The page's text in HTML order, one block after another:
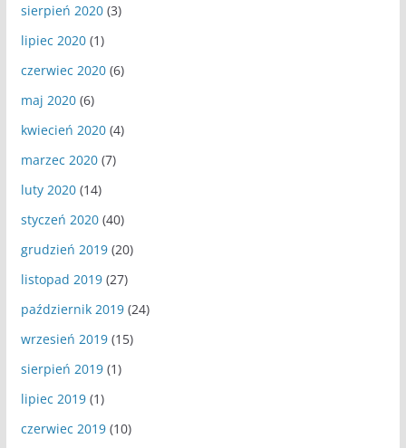
sierpień 2020(3)
lipiec 2020(1)
czerwiec 2020(6)
maj 2020(6)
kwiecień 2020(4)
marzec 2020(7)
luty 2020(14)
styczeń 2020(40)
grudzień 2019(20)
listopad 2019(27)
październik 2019(24)
wrzesień 2019(15)
sierpień 2019(1)
lipiec 2019(1)
czerwiec 2019(10)